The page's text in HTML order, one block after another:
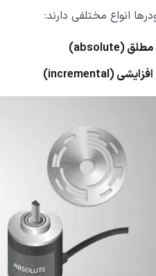
انواع مختلفی دارند:
مطلق (absolute)
افزایشی (incremental)